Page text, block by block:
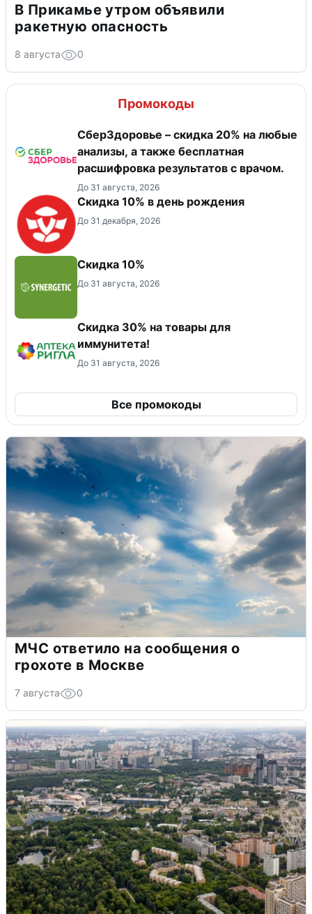
В Прикамье утром объявили
ракетную опасность
8 августа 0
Промокоды
СберЗдоровье – скидка 20% на любые
анализы, а также бесплатная
расшифровка результатов с врачом.
До 31 августа, 2026
Скидка 10% в день рождения
До 31 декабря, 2026
Скидка 10%
До 31 августа, 2026
Скидка 30% на товары для
иммунитета!
До 31 августа, 2026
Все промокоды
МЧС ответило на сообщения о
грохоте в Москве
7 августа 0